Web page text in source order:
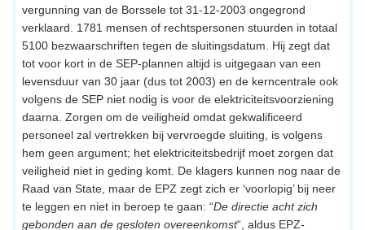
vergunning van de Borssele tot 31-12-2003 ongegrond
verklaard. 1781 mensen of rechtspersonen stuurden in totaal
5100 bezwaarschriften tegen de sluitingsdatum. Hij zegt dat
tot voor kort in de SEP-plannen altijd is uitgegaan van een
levensduur van 30 jaar (dus tot 2003) en de kerncentrale ook
volgens de SEP niet nodig is voor de elektriciteitsvoorziening
daarna. Zorgen om de veiligheid omdat gekwalificeerd
personeel zal vertrekken bij vervroegde sluiting, is volgens
hem geen argument; het elektriciteitsbedrijf moet zorgen dat
veiligheid niet in geding komt. De klagers kunnen nog naar de
Raad van State, maar de EPZ zegt zich er ‘voorlopig’ bij neer
te leggen en niet in beroep te gaan: “De directie acht zich
gebonden aan de gesloten overeenkomst“, aldus EPZ-